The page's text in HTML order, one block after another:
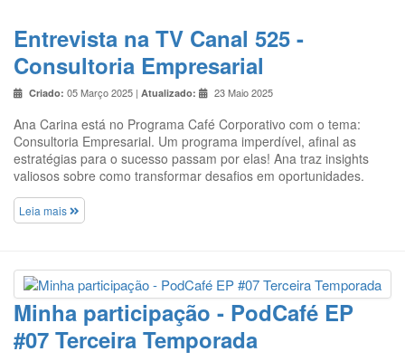
Entrevista na TV Canal 525 -
Consultoria Empresarial
Criado: 05 Março 2025 | Atualizado: 23 Maio 2025
Ana Carina está no Programa Café Corporativo com o tema:
Consultoria Empresarial. Um programa imperdível, afinal as
estratégias para o sucesso passam por elas! Ana traz insights
valiosos sobre como transformar desafios em oportunidades.
Leia mais
Minha participação - PodCafé EP
#07 Terceira Temporada